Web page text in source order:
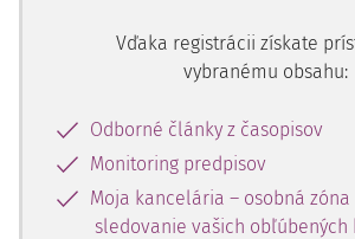
Vďaka registrácii získate
vybranému obsahu:
Odborné články z časopisov
Monitoring predpisov
Moja kancelária – osobná zóna
sledovanie vašich obľúbených